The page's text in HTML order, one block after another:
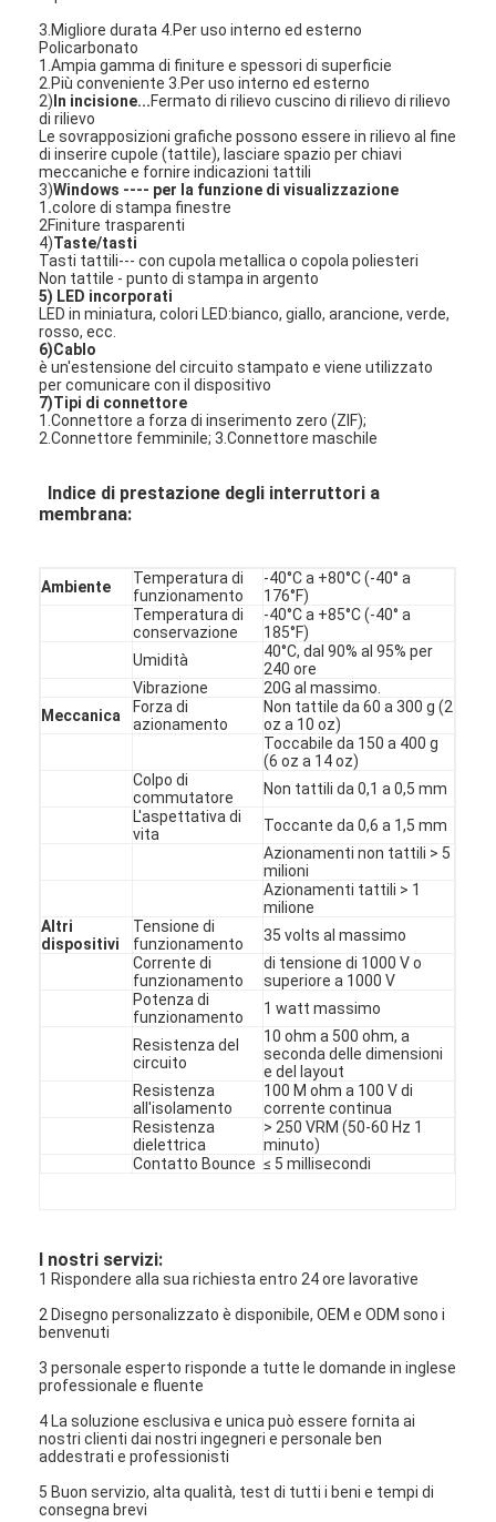
Interruttore a membrana impermeabile
Interruttore a membrana per la stampa digitale
interruttore a membrana retroilluminato
Sovrapposizione grafica
Commutatore di membrana medico
Interruttore a membrana piatta
Interruttore di membrana ESD
Interruttore a membrana LCD
Interruttore di membrana per PCB e gomma di silicone
3.Migliore durata 4.Per uso interno ed esterno
Policarbonato
1.Ampia gamma di finiture e spessori di superficie
2.Più conveniente 3.Per uso interno ed esterno
2) In incisione...Fermato di rilievo cuscino di rilievo di rilievo
di rilievo
Le sovrapposizioni grafiche possono essere in rilievo al fine
di inserire cupole (tattile), lasciare spazio per chiavi
meccaniche e fornire indicazioni tattili
3)Windows ---- per la funzione di visualizzazione
1 .colore di stampa finestre
2Finiture trasparenti
4)Taste/tasti
Tasti tattili--- con cupola metallica o copola poliesteri
Non tattile - punto di stampa in argento
5) LED incorporati
LED in miniatura, colori LED:bianco, giallo, arancione, verde,
rosso, ecc.
6)Cablo
è un'estensione del circuito stampato e viene utilizzato
per comunicare con il dispositivo
7)Tipi di connettore
1.Connettore a forza di inserimento zero (ZIF);
2.Connettore femminile; 3.Connettore maschile
Indice di prestazione degli interruttori a
membrana:
Ambiente
Temperatura di
funzionamento
-40°C a +80°C (-40° a
176°F)
Temperatura di
conservazione
-40°C a +85°C (-40° a
185°F)
Umidità
40°C, dal 90% al 95% per
240 ore
Vibrazione
20G al massimo.
Meccanica
Forza di
azionamento
Non tattile da 60 a 300 g (2
oz a 10 oz)
Toccabile da 150 a 400 g
(6 oz a 14 oz)
Colpo di
commutatore
Non tattili da 0,1 a 0,5 mm
L'aspettativa di
vita
Toccante da 0,6 a 1,5 mm
Azionamenti non tattili > 5
milioni
Azionamenti tattili > 1
milione
Altri
dispositivi
Tensione di
funzionamento
35 volts al massimo
Corrente di
funzionamento
di tensione di 1000 V o
superiore a 1000 V
Potenza di
funzionamento
1 watt massimo
Resistenza del
circuito
10 ohm a 500 ohm, a
seconda delle dimensioni
e del layout
Resistenza
all'isolamento
100 M ohm a 100 V di
corrente continua
Resistenza
dielettrica
> 250 VRM (50-60 Hz 1
minuto)
Contatto Bounce ≤ 5 millisecondi
I nostri servizi:
1 Rispondere alla sua richiesta entro 24 ore lavorative
2 Disegno personalizzato è disponibile, OEM e ODM sono i
benvenuti
3 personale esperto risponde a tutte le domande in inglese
professionale e fluente
4 La soluzione esclusiva e unica può essere fornita ai
nostri clienti dai nostri ingegneri e personale ben
addestrati e professionisti
5 Buon servizio, alta qualità, test di tutti i beni e tempi di
consegna brevi